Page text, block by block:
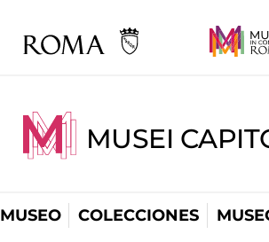
MUSEI
MUSEO COLECCIONES